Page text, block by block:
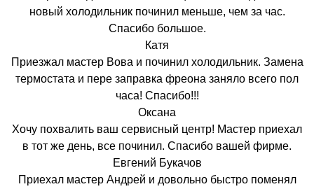
новый холодильник починил меньше, чем за час.
Спасибо большое.
Катя
Приезжал мастер Вова и починил холодильник. Замена
термостата и пере заправка фреона заняло всего пол
часа! Спасибо!!!
Оксана
Хочу похвалить ваш сервисный центр! Мастер приехал
в тот же день, все починил. Спасибо вашей фирме.
Евгений Букачов
Приехал мастер Андрей и довольно быстро поменял